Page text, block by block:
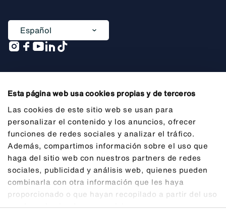
Esta página web usa cookies propias y de terceros
Las cookies de este sitio web se usan para
personalizar el contenido y los anuncios, ofrecer
funciones de redes sociales y analizar el tráfico.
Además, compartimos información sobre el uso que
haga del sitio web con nuestros partners de redes
sociales, publicidad y análisis web, quienes pueden
combinarla con otra información que les haya
proporcionado o que hayan recopilado a partir del uso
que haya hecho de sus servicios.
Español
Informazioni generali preliminari
Note legali
Privacy
Trasparenza